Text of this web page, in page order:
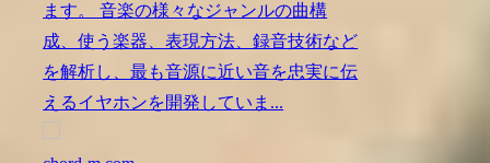
ます。 音楽の様々なジャンルの曲構
成、使う楽器、表現方法、録音技術など
を解析し、最も音源に近い音を忠実に伝
えるイヤホンを開発していま...